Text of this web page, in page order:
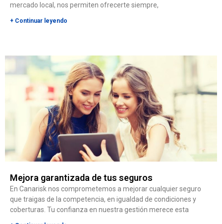
mercado local, nos permiten ofrecerte siempre,
+ Continuar leyendo
Mejora garantizada de tus seguros
En Canarisk nos comprometemos a mejorar cualquier seguro
que traigas de la competencia, en igualdad de condiciones y
coberturas. Tu confianza en nuestra gestión merece esta